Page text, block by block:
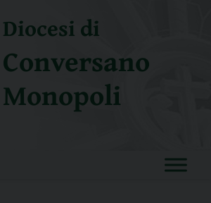
Diocesi di
Conversano
Monopoli